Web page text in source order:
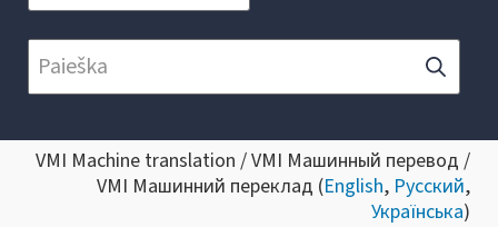
VMI Machine translation / VMI Машинный перевод /
VMI Машинний переклад (English, Русский,
Українська)